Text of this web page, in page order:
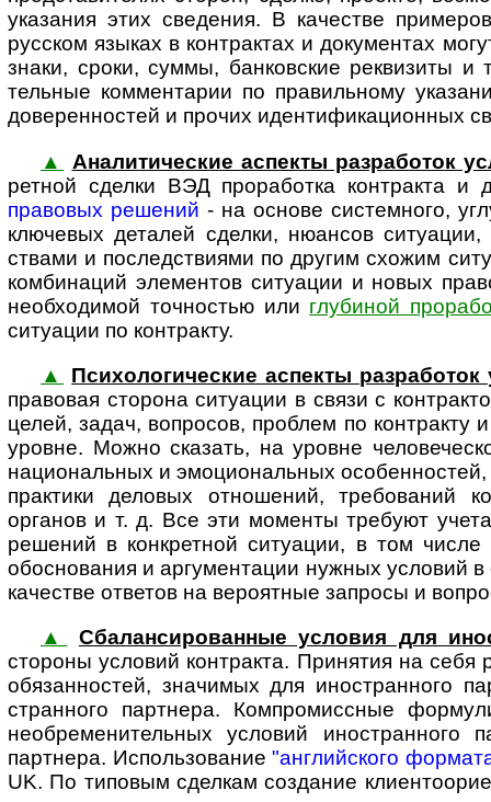
указания этих сведения. В качестве
русском языках в контрактах и документах
знаки, сроки, суммы, банковские реквизиты
тельные комментарии по правильному
доверенностей и прочих иденти­фика­ци­онных
▲
Аналитические аспекты разработок
ретной сделки ВЭД прора­ботка контракта
правовых решений - на основе системного,
ключевых деталей сделки, нюансов
ствами и последствиями по другим схожим
комбинаций элементов ситуации и новых
необходимой точностью или глубиной
ситуации по контракту.
▲
Психологические аспекты разработок
пра­вовая сторона ситуации в связи с
целей, задач, вопросов, проблем по контракту
уровне. Можно сказать, на уровне
национальных и эмоцио­нальных
практики деловых отношений, требований
органов и т. д. Все эти моменты требуют
решений в конкретной ситуации, в том числе
обосно­вания и аргумен­тации нужных условий
качестве ответов на вероятные запросы и
▲
Сбалансированные условия для
стороны условий контракта. Принятия на
обязанностей, значимых для ино­стран­ного
стран­ного партнера. Компро­мис­сные
необре­мени­тельных условий ино­стран­ного
партнера. Использование "английского
UK. По типовым сделкам создание